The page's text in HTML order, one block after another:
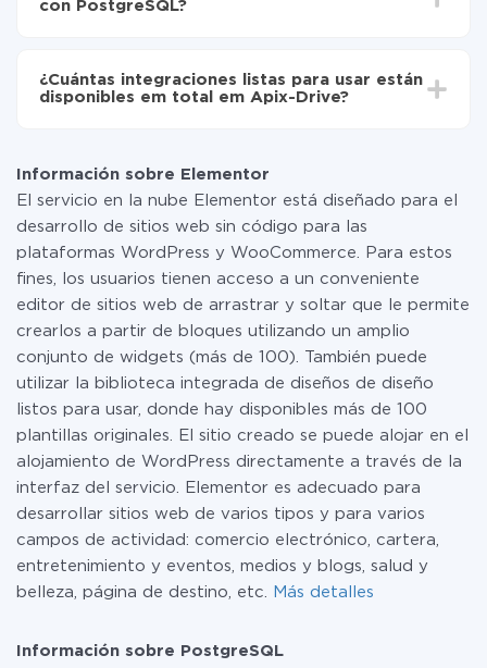
configuración tarda entre 10 y 15 minutos.
con PostgreSQL?
tarifas. Usted solo paga por la cantidad de datos que
realmente se transfieren de uno de sus sistemas a otro
manera segura un plan de tarifa gratuita o cambiar a
uno de pago, si es necesario. Más detalles sobre
tarifas.
¿Cuántas integraciones listas para usar están
disponibles em total em Apix-Drive?
Información sobre Elementor
El servicio en la nube Elementor está diseñado para el
desarrollo de sitios web sin código para las
plataformas WordPress y WooCommerce. Para estos
fines, los usuarios tienen acceso a un conveniente
editor de sitios web de arrastrar y soltar que le permite
crearlos a partir de bloques utilizando un amplio
conjunto de widgets (más de 100). También puede
utilizar la biblioteca integrada de diseños de diseño
listos para usar, donde hay disponibles más de 100
plantillas originales. El sitio creado se puede alojar en el
alojamiento de WordPress directamente a través de la
interfaz del servicio. Elementor es adecuado para
desarrollar sitios web de varios tipos y para varios
campos de actividad: comercio electrónico, cartera,
entretenimiento y eventos, medios y blogs, salud y
belleza, página de destino, etc.
Más detalles
Información sobre PostgreSQL